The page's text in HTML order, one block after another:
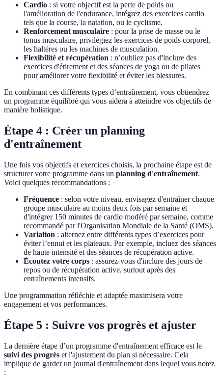
Cardio : si votre objectif est la perte de poids ou
l'amélioration de l'endurance, intégrez des exercices cardio
tels que la course, la natation, ou le cyclisme.
Renforcement musculaire : pour la prise de masse ou le
tonus musculaire, privilégiez les exercices de poids corporel,
les haltères ou les machines de musculation.
Flexibilité et récupération : n’oubliez pas d'inclure des
exercices d'étirement et des séances de yoga ou de pilates
pour améliorer votre flexibilité et éviter les blessures.
En combinant ces différents types d’entraînement, vous obtiendrez
un programme équilibré qui vous aidera à atteindre vos objectifs de
manière holistique.
Étape 4 : Créer un planning
d'entraînement
Une fois vos objectifs et exercices choisis, la prochaine étape est de
structurer votre programme dans un planning d'entraînement.
Voici quelques recommandations :
Fréquence : selon votre niveau, envisagez d'entraîner chaque
groupe musculaire au moins deux fois par semaine et
d'intégrer 150 minutes de cardio modéré par semaine, comme
recommandé par l'Organisation Mondiale de la Santé (OMS).
Variation : alternez entre différents types d’exercices pour
éviter l’ennui et les plateaux. Par exemple, incluez des séances
de haute intensité et des séances de récupération active.
Écoutez votre corps : assurez-vous d'inclure des jours de
repos ou de récupération active, surtout après des
entraînements intensifs.
Une programmation réfléchie et adaptée maximisera votre
engagement et vos performances.
Étape 5 : Suivre vos progrès et ajuster
La dernière étape d’un programme d'entraînement efficace est le
suivi des progrès et l'ajustement du plan si nécessaire. Cela
implique de garder un journal d'entraînement dans lequel vous notez
: